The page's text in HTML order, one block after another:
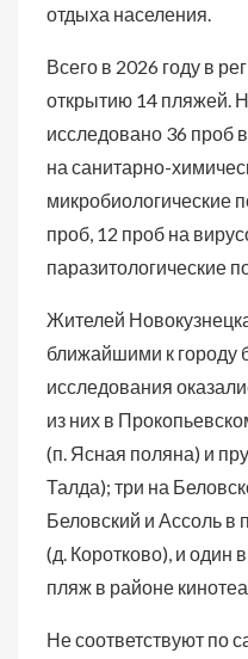
отдыха населения.
Всего в 2026 году в
открытию 14 пляжей.
исследовано 36 проб
на санитарно-
микробиологические
проб, 12 проб на
паразитологические
Жителей
ближайшими к городу
исследования
из них в
(п. Ясная поляна) и
Талда); три на
Беловский и Ассоль в
(д. Коротково), и один
пляж в районе
Не соответствуют по